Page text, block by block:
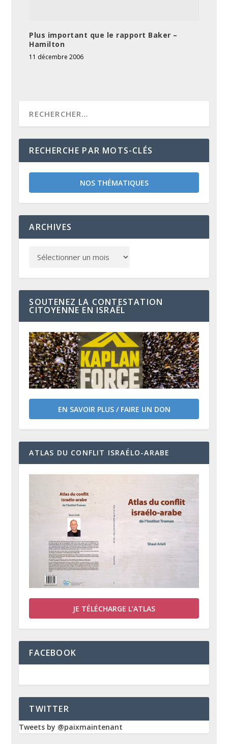
Plus important que le rapport Baker –
Hamilton
11 décembre 2006
RECHERCHE PAR MOTS-CLÉS
NOS THÉMATIQUES
ARCHIVES
SOUTENEZ LA CONTESTATION
CITOYENNE EN ISRAËL
EN SAVOIR PLUS / FAIRE UN DON
ATLAS DU CONFLIT ISRAÉLO-ARABE
JE TÉLÉCHARGE L’ATLAS
FACEBOOK
TWITTER
Tweets by @paixmaintenant